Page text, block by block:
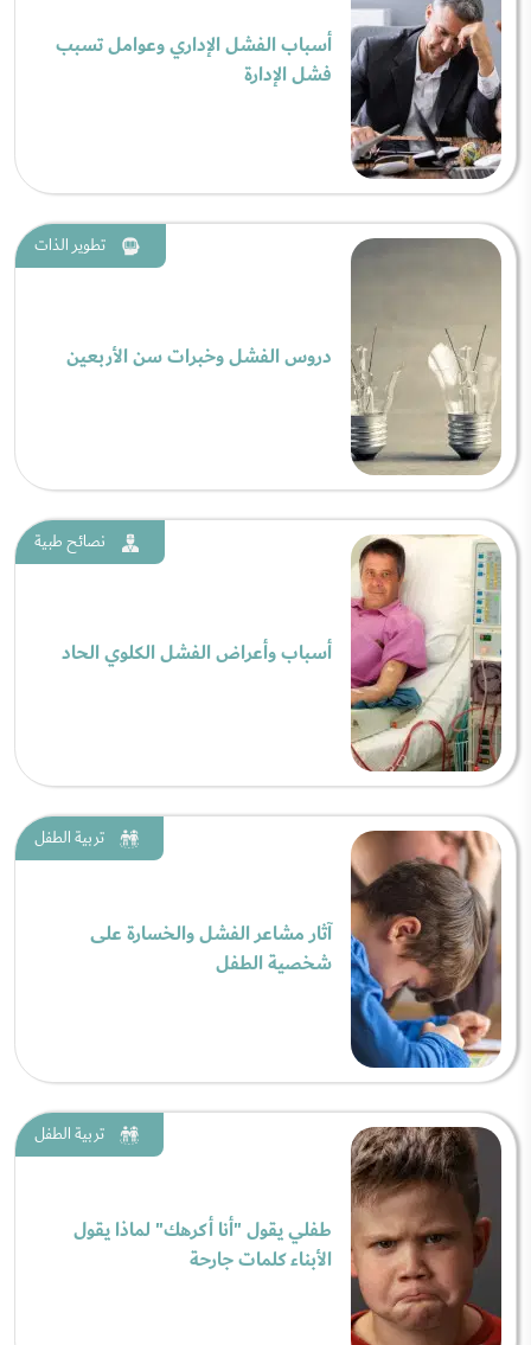
أسباب الفشل الإداري وعوامل تسبب
فشل الإدارة
تطوير الذات
دروس الفشل وخبرات سن الأربعين
نصائح طبية
أسباب وأعراض الفشل الكلوي الحاد
تربية الطفل
آثار مشاعر الفشل والخسارة على
شخصية الطفل
تربية الطفل
طفلي يقول "أنا أكرهك" لماذا يقول
الأبناء كلمات جارحة